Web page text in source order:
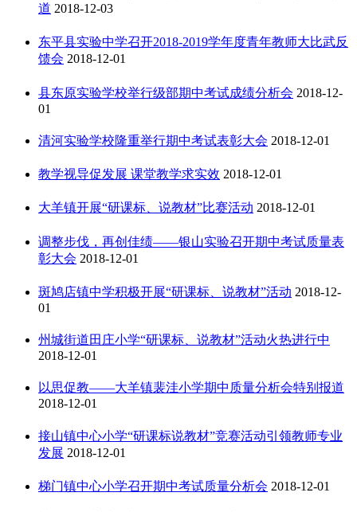
道 2018-12-03
东平县实验中学召开2018-2019学年度青年教师大比武反
馈会 2018-12-01
县东原实验学校举行级部期中考试成绩分析会 2018-12-
01
清河实验学校隆重举行期中考试表彰大会 2018-12-01
教学视导促发展 课堂教学求实效 2018-12-01
大羊镇开展“研课标、说教材”比赛活动 2018-12-01
调整步伐，再创佳绩——银山实验召开期中考试质量表
彰大会 2018-12-01
斑鸠店镇中学积极开展“研课标、说教材”活动 2018-12-
01
州城街道田庄小学“研课标、说教材”活动火热进行中
2018-12-01
以思促教——大羊镇裴洼小学期中质量分析会特别报道
2018-12-01
接山镇中心小学“研课标说教材”竞赛活动引领教师专业
发展 2018-12-01
梯门镇中心小学召开期中考试质量分析会 2018-12-01